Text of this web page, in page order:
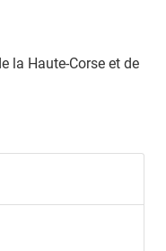
la Haute-Corse et de